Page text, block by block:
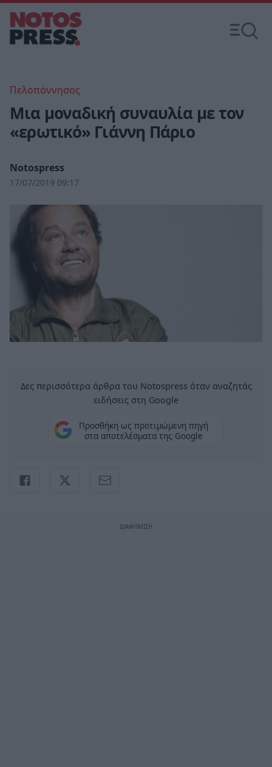
Πελοπόννησος
Μια μοναδική συναυλία με τον
«ερωτικό» Γιάννη Πάριο
Notospress
17/07/2019 09:17
Δες περισσότερα άρθρα του Notospress όταν αναζητάς
ειδήσεις στη Google
Προσθήκη ως προτιμώμενη πηγή
στα αποτελέσματα της Google